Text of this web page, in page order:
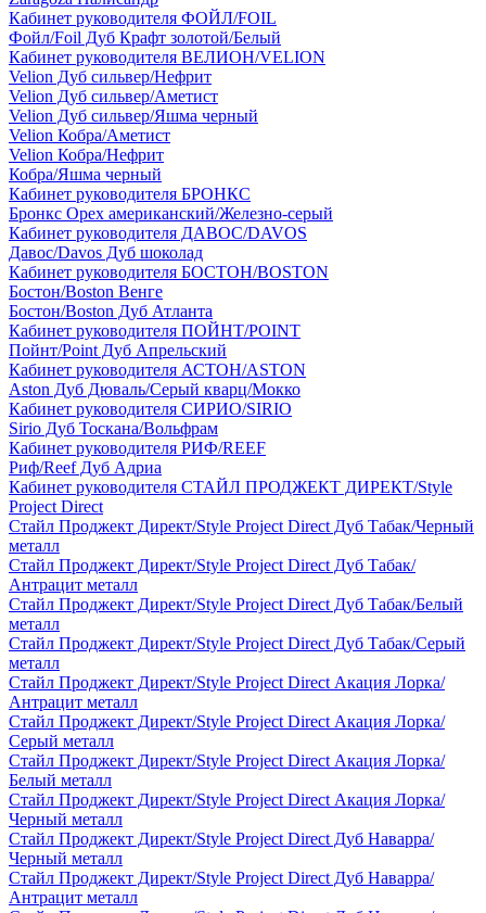
Кабинет руководителя ФОЙЛ/FOIL
Фойл/Foil Дуб Крафт золотой/Белый
Кабинет руководителя ВЕЛИОН/VELION
Velion Дуб сильвер/Нефрит
Velion Дуб сильвер/Аметист
Velion Дуб сильвер/Яшма черный
Velion Кобра/Аметист
Velion Кобра/Нефрит
Кобра/Яшма черный
Кабинет руководителя БРОНКС
Бронкс Орех американский/Железно-серый
Кабинет руководителя ДАВОС/DAVOS
Давос/Davos Дуб шоколад
Кабинет руководителя БОСТОН/BOSTON
Бостон/Boston Венге
Бостон/Boston Дуб Атланта
Кабинет руководителя ПОЙНТ/POINT
Пойнт/Point Дуб Апрельский
Кабинет руководителя АСТОН/ASTON
Aston Дуб Дюваль/Серый кварц/Мокко
Кабинет руководителя СИРИО/SIRIO
Sirio Дуб Тоскана/Вольфрам
Кабинет руководителя РИФ/REEF
Риф/Reef Дуб Адриа
Кабинет руководителя СТАЙЛ ПРОДЖЕКТ ДИРЕКТ/Style
Project Direct
Стайл Проджект Директ/Style Project Direct Дуб Табак/Черный
металл
Стайл Проджект Директ/Style Project Direct Дуб Табак/
Антрацит металл
Стайл Проджект Директ/Style Project Direct Дуб Табак/Белый
металл
Стайл Проджект Директ/Style Project Direct Дуб Табак/Серый
металл
Стайл Проджект Директ/Style Project Direct Акация Лорка/
Антрацит металл
Стайл Проджект Директ/Style Project Direct Акация Лорка/
Серый металл
Стайл Проджект Директ/Style Project Direct Акация Лорка/
Белый металл
Стайл Проджект Директ/Style Project Direct Акация Лорка/
Черный металл
Стайл Проджект Директ/Style Project Direct Дуб Наварра/
Черный металл
Стайл Проджект Директ/Style Project Direct Дуб Наварра/
Антрацит металл